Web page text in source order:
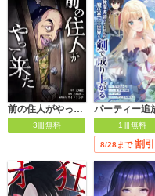
前の住人がやって来た
3冊無料 1冊無料
8/28まで 割